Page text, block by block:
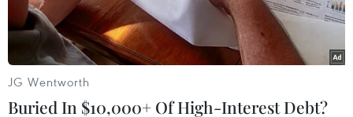
JG Wentworth
Buried In $10,000+ Of High-Interest Debt?